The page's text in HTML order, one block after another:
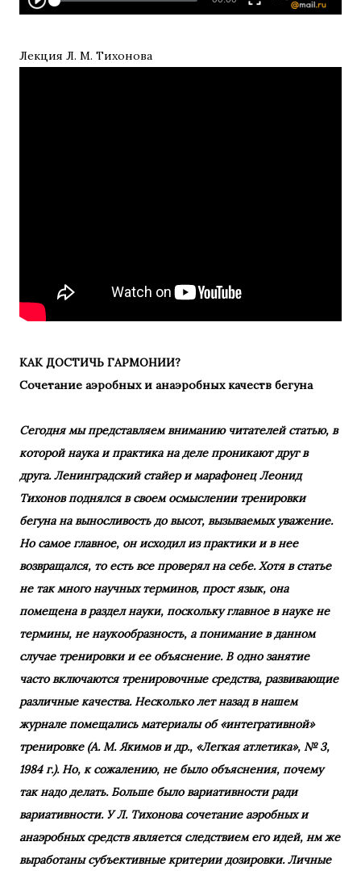
Лекция Л. М. Тихонова
КАК ДОСТИЧЬ ГАРМОНИИ?
Сочетание аэробных и анаэробных качеств бегуна
Сегодня мы представляем вниманию читателей статью, в
которой наука и практика на деле проникают друг в
друга. Ленинградский стайер и марафонец Леонид
Тихонов поднялся в своем осмыслении тренировки
бегуна на выносливость до высот, вызываемых уважение.
Но самое главное, он исходил из практики и в нее
возвращался, то есть все проверял на себе. Хотя в статье
не так много научных терминов, прост язык, она
помещена в раздел науки, поскольку главное в науке не
термины, не наукообразность, а понимание в данном
случае тренировки и ее объяснение. В одно занятие
часто включаются тренировочные средства, развивающие
различные качества. Несколько лет назад в нашем
журнале помещались материалы об «интегративной»
тренировке (А. М. Якимов и др., «Легкая атлетика», № 3,
1984 г.). Но, к сожалению, не было объяснения, почему
так надо делать. Больше было вариативности ради
вариативности. У Л. Тихонова сочетание аэробных и
анаэробных средств является следствием его идей, нм же
выработаны субъективные критерии дозировки. Личные